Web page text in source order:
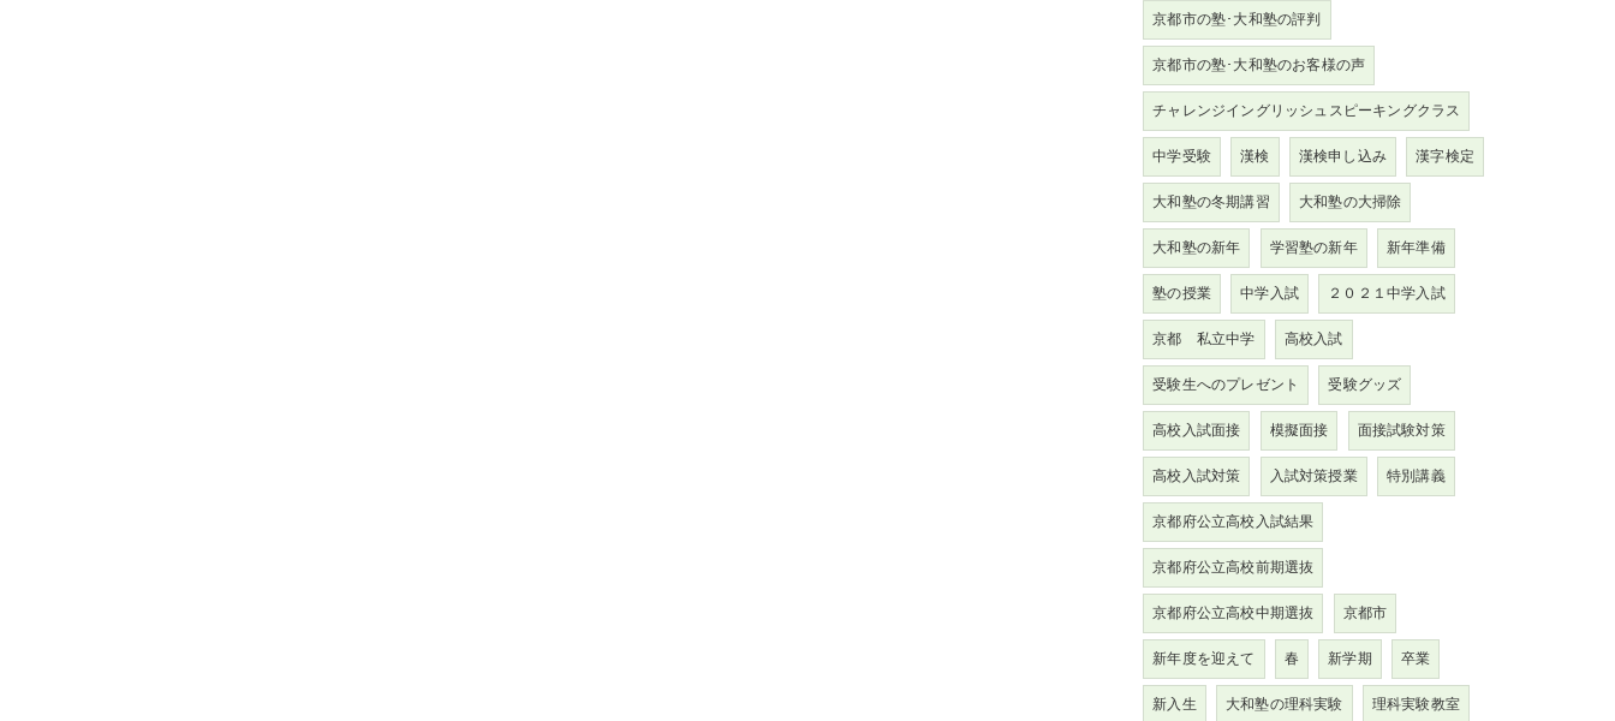
京都市の塾･大和塾の評判
京都市の塾･大和塾のお客様の声
チャレンジイングリッシュスピーキングクラス
中学受験
漢検 漢検申し込み
漢字検定
大和塾の冬期講習
大和塾の大掃除
大和塾の新年
学習塾の新年
新年準備
塾の授業
中学入試
２０２１中学入試
京都 私立中学
高校入試
受験生へのプレゼント
受験グッズ
高校入試面接
模擬面接
面接試験対策
高校入試対策
入試対策授業
特別講義
京都府公立高校入試結果
京都府公立高校前期選抜
京都府公立高校中期選抜
京都市
新年度を迎えて
春 新学期
卒業
新入生
大和塾の理科実験
理科実験教室